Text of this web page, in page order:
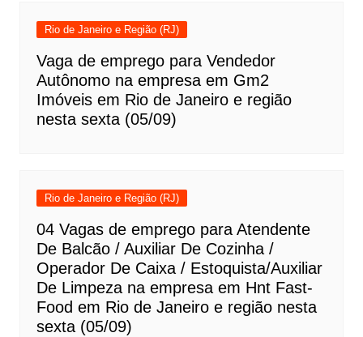
Rio de Janeiro e Região (RJ)
Vaga de emprego para Vendedor
Autônomo na empresa em Gm2
Imóveis em Rio de Janeiro e região
nesta sexta (05/09)
Rio de Janeiro e Região (RJ)
04 Vagas de emprego para Atendente
De Balcão / Auxiliar De Cozinha /
Operador De Caixa / Estoquista/Auxiliar
De Limpeza na empresa em Hnt Fast-
Food em Rio de Janeiro e região nesta
sexta (05/09)